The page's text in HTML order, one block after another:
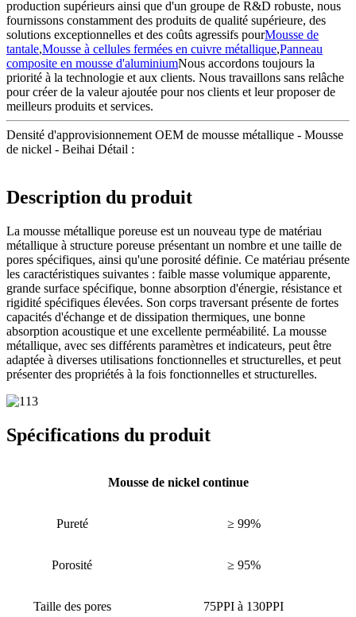
production supérieurs ainsi que d'un groupe de R&D robuste, nous
fournissons constamment des produits de qualité supérieure, des
solutions exceptionnelles et des coûts agressifs pourMousse de
tantale,Mousse à cellules fermées en cuivre métallique,Panneau
composite en mousse d'aluminiumNous accordons toujours la
priorité à la technologie et aux clients. Nous travaillons sans relâche
pour créer de la valeur ajoutée pour nos clients et leur proposer de
meilleurs produits et services.
Densité d'approvisionnement OEM de mousse métallique - Mousse
de nickel - Beihai Détail :
Description du produit
La mousse métallique poreuse est un nouveau type de matériau
métallique à structure poreuse présentant un nombre et une taille de
pores spécifiques, ainsi qu'une porosité définie. Ce matériau présente
les caractéristiques suivantes : faible masse volumique apparente,
grande surface spécifique, bonne absorption d'énergie, résistance et
rigidité spécifiques élevées. Son corps traversant présente de fortes
capacités d'échange et de dissipation thermiques, une bonne
absorption acoustique et une excellente perméabilité. La mousse
métallique, avec ses différents paramètres et indicateurs, peut être
adaptée à diverses utilisations fonctionnelles et structurelles, et peut
présenter des propriétés à la fois fonctionnelles et structurelles.
Spécifications du produit
Mousse de nickel continue
Pureté ≥ 99%
Porosité ≥ 95%
Taille des pores 75PPI à 130PPI